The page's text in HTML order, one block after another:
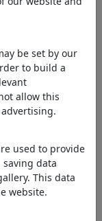
be set by our
to build a
allow this
used to provide
data
This data
website.